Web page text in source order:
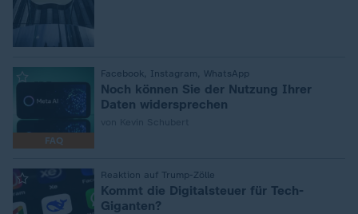
FAQ
Facebook, Instagram, WhatsApp
Noch können Sie der Nutzung Ihrer
Daten widersprechen
Reaktion auf Trump-Zölle
Kommt die Digitalsteuer für Tech-
Giganten?